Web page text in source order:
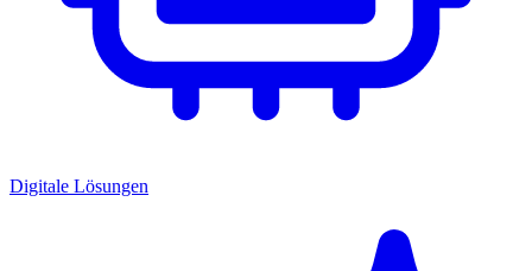
Digitale Lösungen